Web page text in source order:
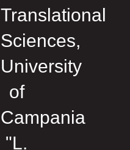
Translational
Sciences,
University
of
Campania
"L.